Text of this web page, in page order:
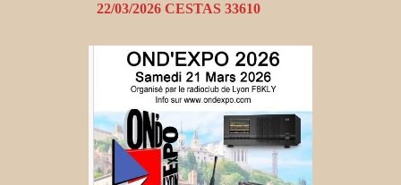
22/03/2026 CESTAS 33610